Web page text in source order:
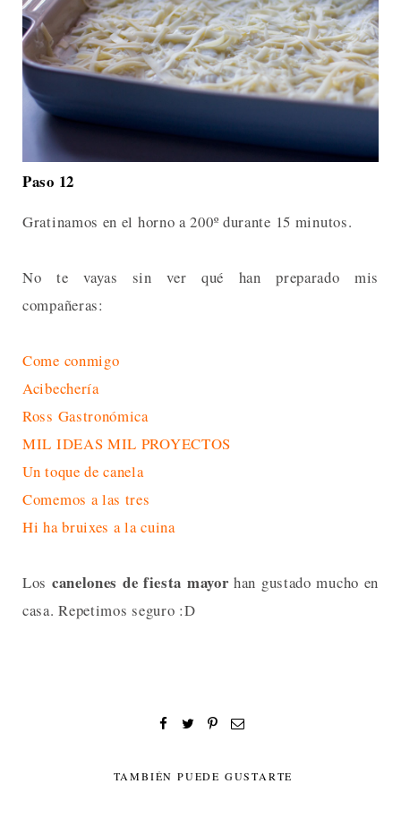
Paso 12
Gratinamos en el horno a 200º durante 15 minutos.
No te vayas sin ver qué han preparado mis
compañeras:
Come conmigo
Acibechería
Ross Gastronómica
MIL IDEAS MIL PROYECTOS
Un toque de canela
Comemos a las tres
Hi ha bruixes a la cuina
Los canelones de fiesta mayorhan gustado mucho en
casa. Repetimos seguro :D
TAMBIÉN PUEDE GUSTARTE